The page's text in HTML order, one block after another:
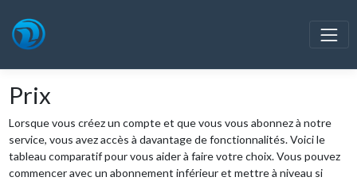
Prix
Lorsque vous créez un compte et que vous vous abonnez à notre
service, vous avez accès à davantage de fonctionnalités. Voici le
tableau comparatif pour vous aider à faire votre choix. Vous pouvez
commencer avec un abonnement inférieur et mettre à niveau si